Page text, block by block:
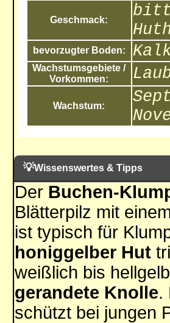
Geschmack:
bevorzugter Boden:
Wachstumsgebiete /
Vorkommen:
Wachstum:
💡Wissenswertes & Tipps
Der Buchen-
Blätterpilz mit
ist typisch für
honiggelber Hut
weißlich bis
gerandete Knolle.
schützt bei jungen